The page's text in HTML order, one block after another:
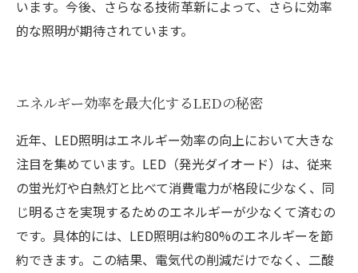
います。今後、さらなる技術革新によって、さらに効率
的な照明が期待されています。
エネルギー効率を最大化するLEDの秘密
近年、LED照明はエネルギー効率の向上において大きな
注目を集めています。LED（発光ダイオード）は、従来
の蛍光灯や白熱灯と比べて消費電力が格段に少なく、同
じ明るさを実現するためのエネルギーが少なくて済むの
です。具体的には、LED照明は約80%のエネルギーを節
約できます。この結果、電気代の削減だけでなく、二酸